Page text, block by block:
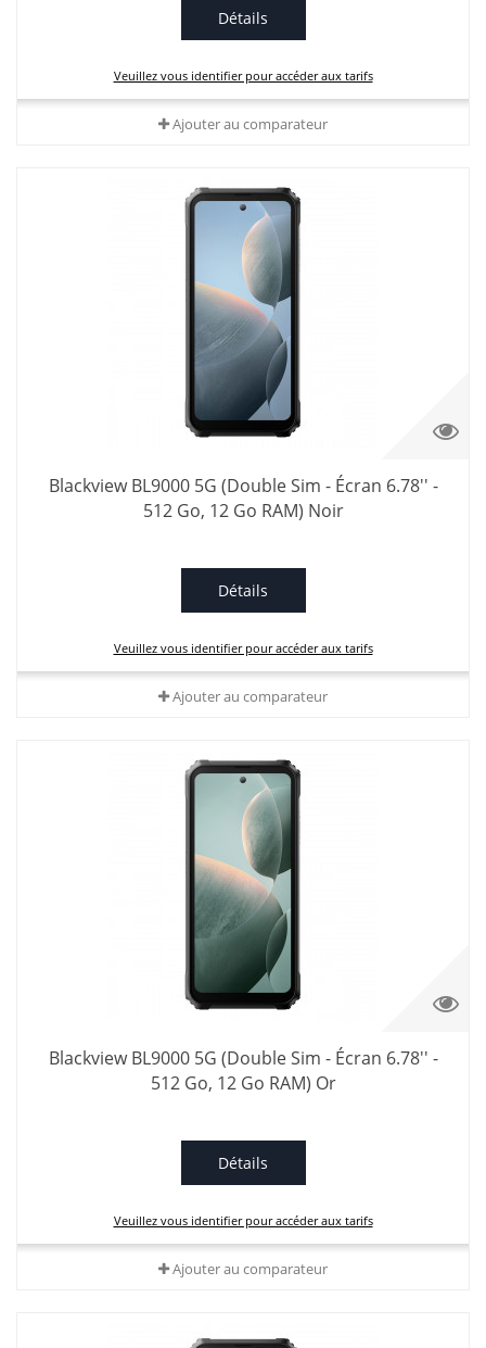
Détails
Veuillez vous identifier pour accéder aux tarifs
Ajouter au comparateur
Blackview BL9000 5G (Double Sim - Écran 6.78'' -
512 Go, 12 Go RAM) Noir
Détails
Veuillez vous identifier pour accéder aux tarifs
Ajouter au comparateur
Blackview BL9000 5G (Double Sim - Écran 6.78'' -
512 Go, 12 Go RAM) Or
Détails
Veuillez vous identifier pour accéder aux tarifs
Ajouter au comparateur